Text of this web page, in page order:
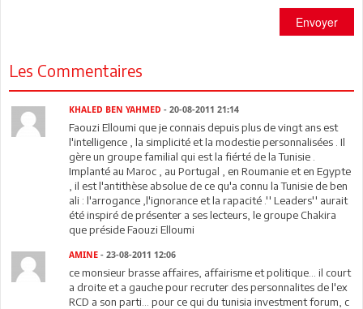
Envoyer
Les Commentaires
KHALED BEN YAHMED - 20-08-2011 21:14
Faouzi Elloumi que je connais depuis plus de vingt ans est
l'intelligence , la simplicité et la modestie personnalisées . Il
gère un groupe familial qui est la fiérté de la Tunisie .
Implanté au Maroc , au Portugal , en Roumanie et en Egypte
, il est l'antithèse absolue de ce qu'a connu la Tunisie de ben
ali : l'arrogance ,l'ignorance et la rapacité .'' Leaders'' aurait
été inspiré de présenter a ses lecteurs, le groupe Chakira
que préside Faouzi Elloumi
AMINE - 23-08-2011 12:06
ce monsieur brasse affaires, affairisme et politique... il court
a droite et a gauche pour recruter des personnalites de l'ex
RCD a son parti... pour ce qui du tunisia investment forum, c